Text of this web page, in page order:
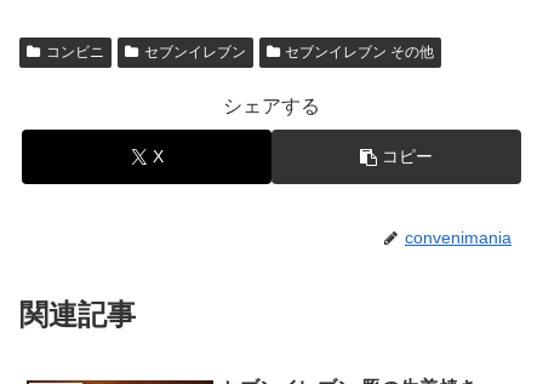
コンビニ セブンイレブン セブンイレブン その他
シェアする
X コピー
convenimania
関連記事